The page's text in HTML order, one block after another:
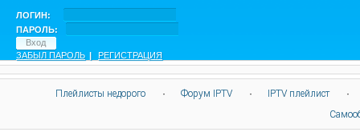
ЛОГИН:
ПАРОЛЬ:
ЗАБЫЛ ПАРОЛЬ | РЕГИСТРАЦИЯ
Плейлисты недорого · Форум IPTV · IPTV плейлист
·